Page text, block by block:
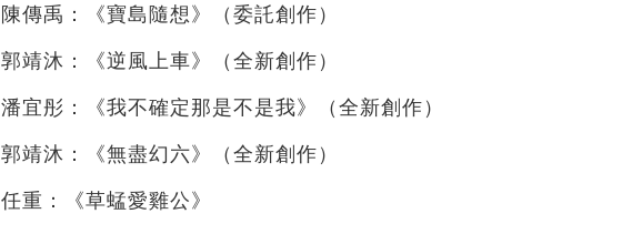
陳傳禹：《寶島隨想》（委託創作）
郭靖沐：《逆風上車》（全新創作）
潘宜彤：《我不確定那是不是我》（全新創作）
郭靖沐：《無盡幻六》（全新創作）
任重：《草蜢愛雞公》